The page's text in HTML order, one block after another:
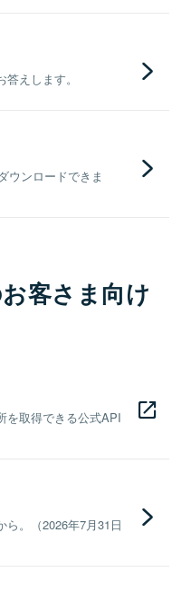
えします。
ウンロードできま
客さま向け
を取得できる公式API
。（2026年7月31日